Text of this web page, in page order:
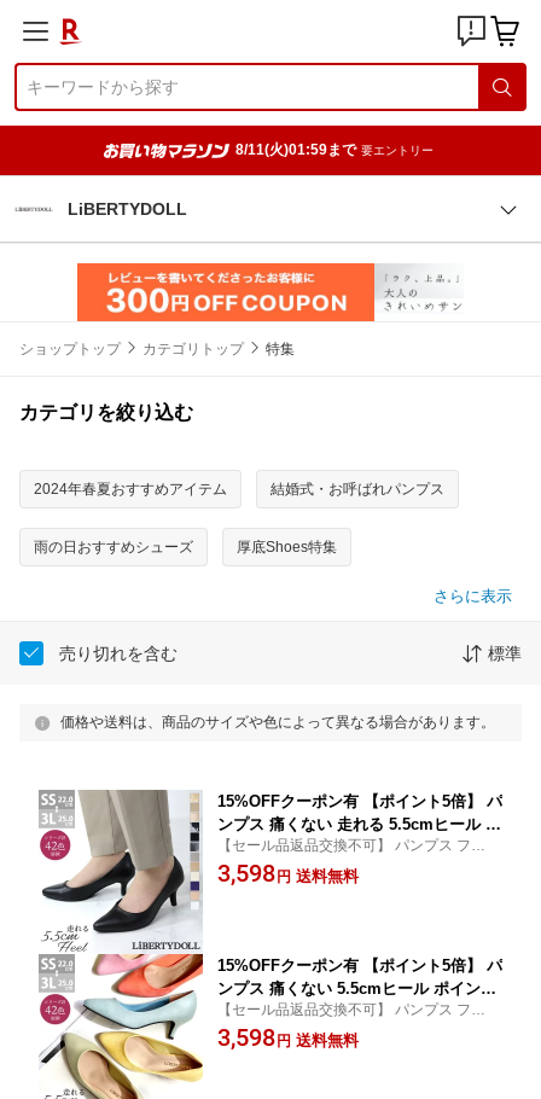
8/11(火)01:59まで 要エントリー
LiBERTYDOLL
ショップトップ カテゴリトップ 特集
カテゴリを絞り込む
2024年春夏おすすめアイテム 結婚式・お呼ばれパンプス
雨の日おすすめシューズ 厚底Shoes特集
さらに表示
売り切れを含む 標準
価格や送料は、商品のサイズや色によって異なる場合があります。
15%OFFクーポン有 【ポイント5倍】 パ
ンプス 痛くない 走れる 5.5cmヒール ポ
インテッドトゥ ミドルヒール レディー
ス 通勤 就活 ビジネス ビジネスシュー
【セール品返品交換不可】 パンプス フォー
マル リクルート 歩きやすい 5センチ 6セン
チ ヒール かかとパッド 脱げにくい クッシ
3,598 円 送料無料
15%OFFクーポン有 【ポイント5倍】 パ
ンプス 痛くない 5.5cmヒール ポインテ
ッドトゥ 走れる レディース ミドルヒー
ル 通勤 脱げない 黒 レザー スエード 合
【セール品返品交換不可】 パンプス フォー
マル リクルート 就活 大きいサイズ 小さい
サイズ 5センチ 6センチ かかとパッド 走れ
3,598 円 送料無料